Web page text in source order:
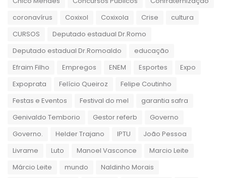
coronavírus
Coxixol Coxixola Crise
cultura
CURSOS
Deputado estadual Dr.Romo
Deputado estadual Dr.Romoaldo
educação
Efraim Filho
Empregos ENEM Esportes
Expo
Expoprata
Felício Queiroz
Felipe Coutinho
Festas e Eventos
Festival do mel
garantia safra
Genivaldo Temborio
Gestor referb
Governo
Governo.
Helder Trajano IPTU
João Pessoa
Livrame
Luto Manoel Vasconce
Marcio Leite
Márcio Leite
mundo
Naldinho Morais